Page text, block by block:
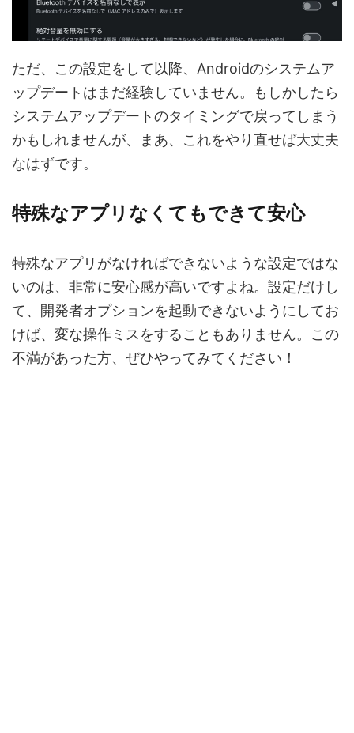
ただ、この設定をして以降、Androidのシステムア
ップデートはまだ経験していません。もしかしたら
システムアップデートのタイミングで戻ってしまう
かもしれませんが、まあ、これをやり直せば大丈夫
なはずです。
特殊なアプリなくてもできて安心
特殊なアプリがなければできないような設定ではな
いのは、非常に安心感が高いですよね。設定だけし
て、開発者オプションを起動できないようにしてお
けば、変な操作ミスをすることもありません。この
不満があった方、ぜひやってみてください！